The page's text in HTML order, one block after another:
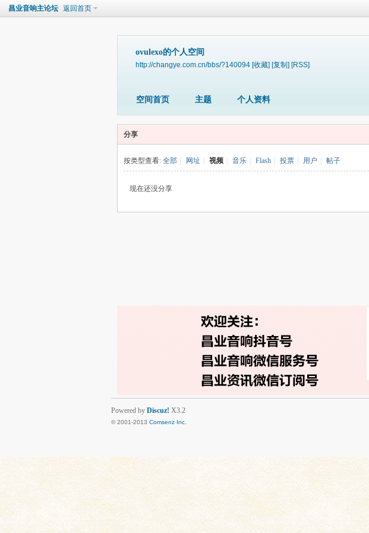
昌业音响主论坛 返回首页
ovulexo的个人空间
http://changye.com.cn/bbs/?140094 [收藏] [复制] [RSS]
空间首页 主题 个人资料
分享
按类型查看: 全部 网址 视频 音乐 Flash 投票 用户 帖子
现在还没分享
Powered by Discuz! X3.2
© 2001-2013 Comsenz Inc.